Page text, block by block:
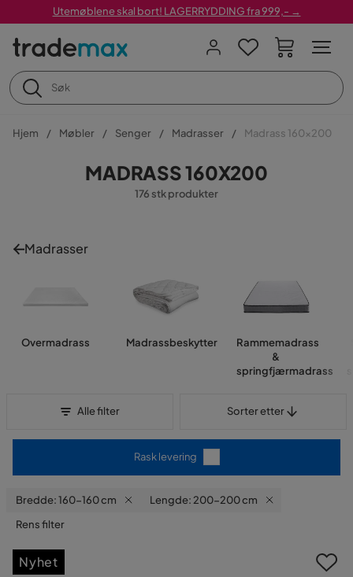
Utemøblene skal bort! LAGERRYDDING fra 999,- →
Hjem Møbler Senger Madrasser Madrass 160x200
MADRASS 160X200
176 stk produkter
Madrasser
Overmadrass Madrassbeskytter
Rammemadrass
&
springfjærmadrass
Alle filter Sorter etter
Rask levering
Bredde: 160-160 cm
Lengde: 200-200 cm
Rens filter
Nyhet